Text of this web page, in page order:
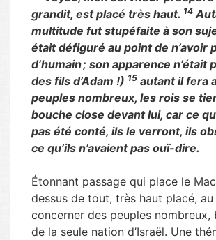
grandit, est placé très haut. 14
multitude fut stupéfaite à son
était défiguré au point de n’avoir
d’humain ; son apparence n’était
des fils d’Adam !) 15 autant il fera
peuples nombreux, les rois se
bouche close devant lui, car ce
pas été conté, ils le verront, ils
ce qu’ils n’avaient pas ouï-dire.
Étonnant passage qui place le
dessus de tout, très haut placé,
concerner des peuples nombreux,
de la seule nation d’Israël. Une